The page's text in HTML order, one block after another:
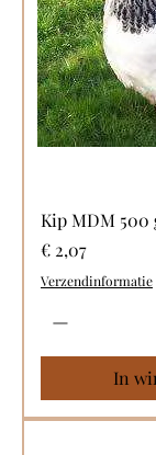
Kip MDM 500
Prijs
€ 2,07
Verzendinformatie
In